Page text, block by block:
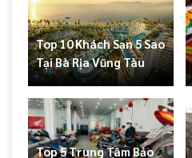
Top 10 Khách Sạn 5 Sao
Tại Bà Rịa Vũng Tàu
Top 5 Trung Tâm Bảo